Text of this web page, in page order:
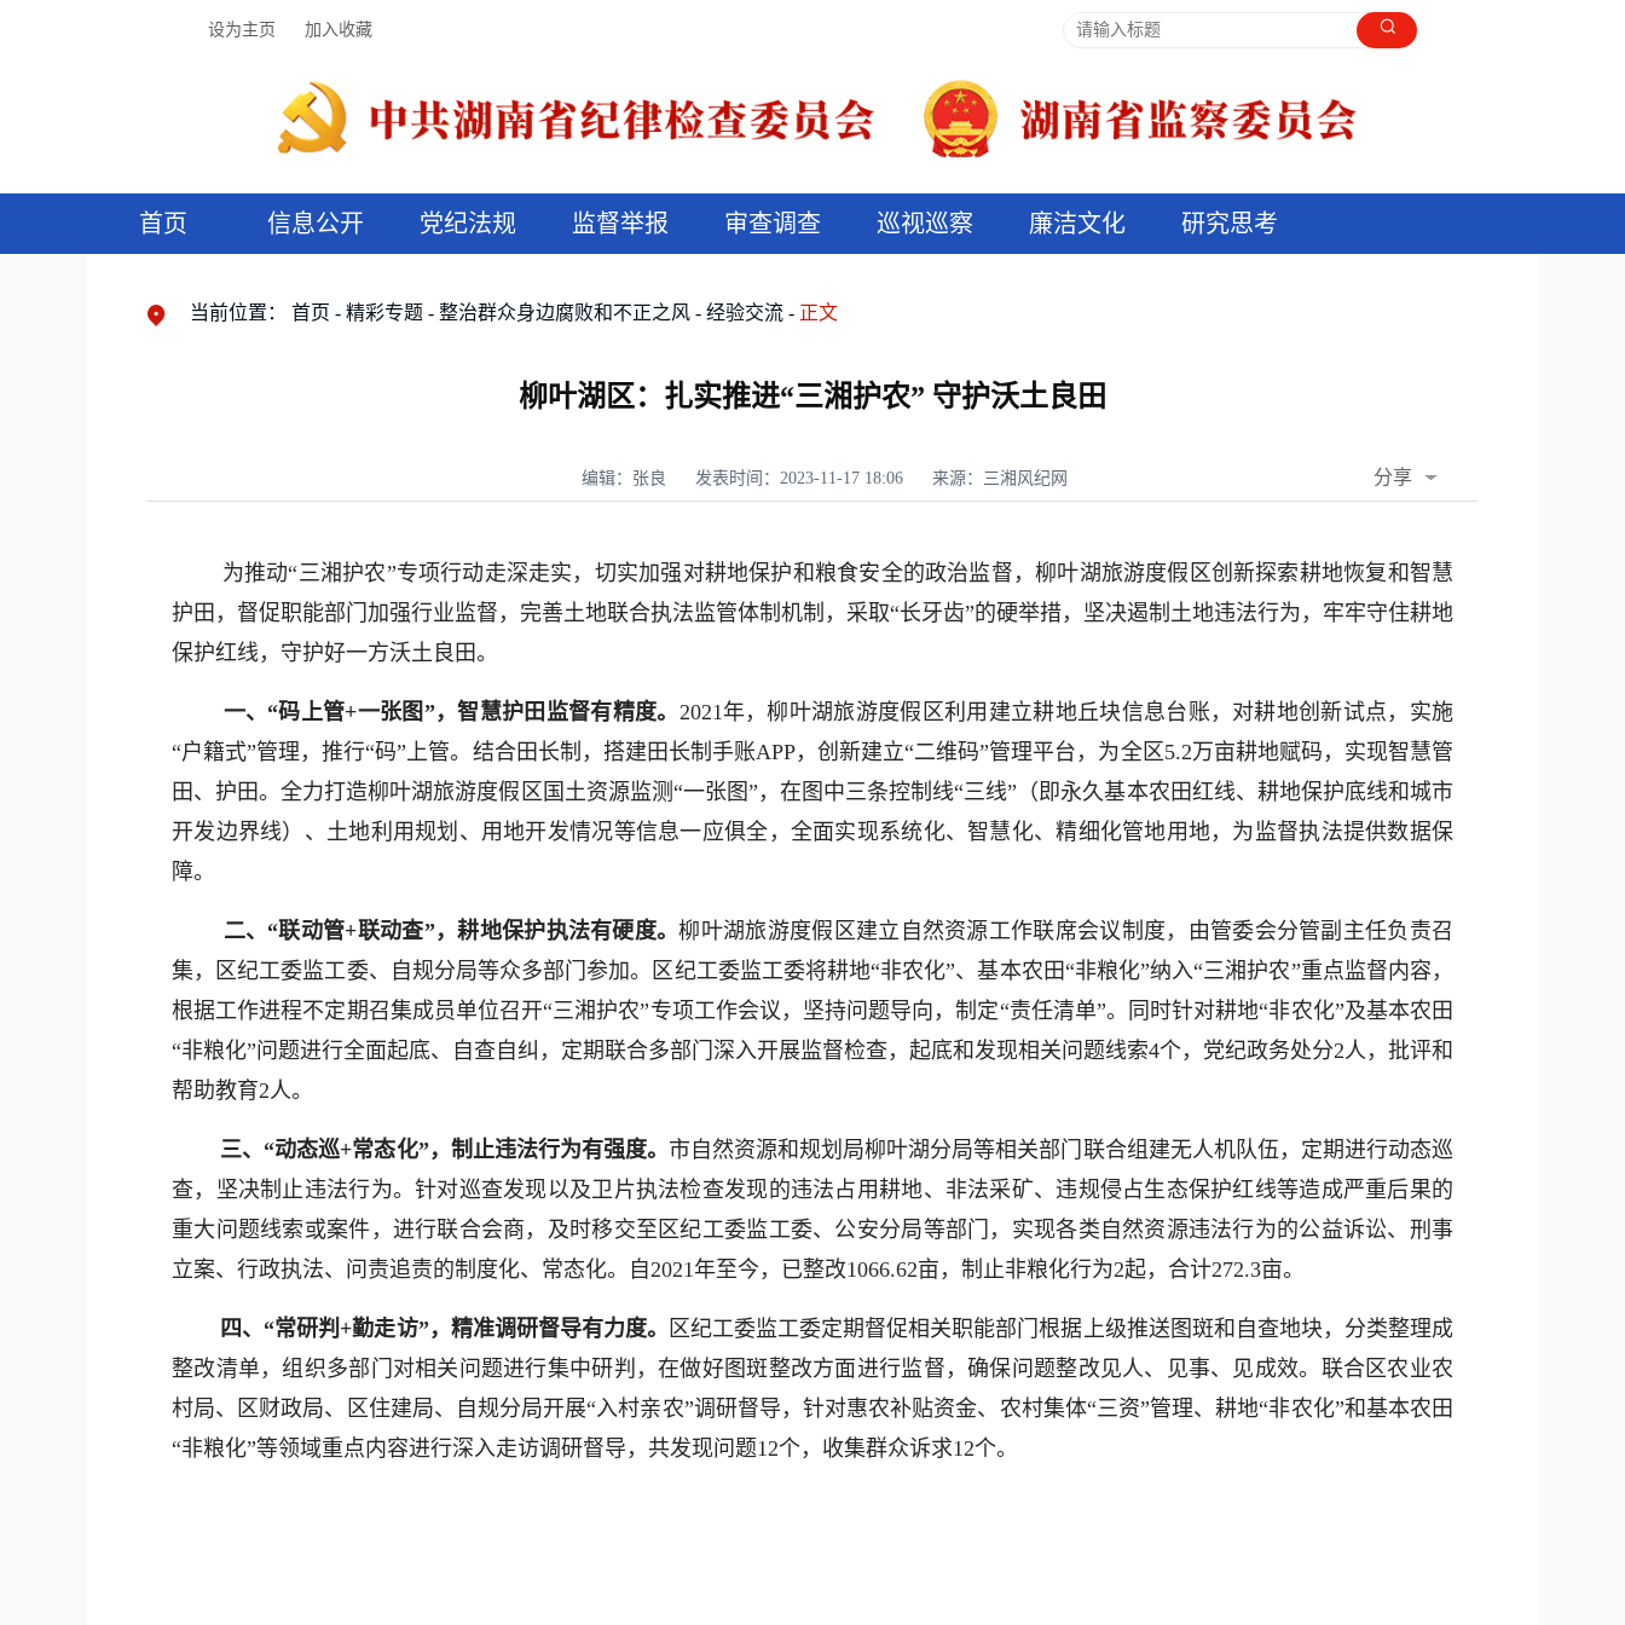
设为主页 加入收藏
首页 信息公开 党纪法规 监督举报 审查调查 巡视巡察 廉洁文化 研究思考
当前位置： 首页 精彩专题 整治群众身边腐败和不正之风 经验交流 正文
柳叶湖区：扎实推进“三湘护农” 守护沃土良田
编辑：张良 发表时间：2023-11-17 18:06 来源：三湘风纪网 分享
新浪微博
QQ
为推动“三湘护农”专项行动走深走实，切实加强对耕地保护和粮食安全的政治监督，柳叶湖旅游度假区创新探索耕地恢复和智慧
护田，督促职能部门加强行业监督，完善土地联合执法监管体制机制，采取“长牙齿”的硬举措，坚决遏制土地违法行为，牢牢守住耕地
保护红线，守护好一方沃土良田。
一、“码上管+一张图”，智慧护田监督有精度。 2021年，柳叶湖旅游度假区利用建立耕地丘块信息台账，对耕地创新试点，实施
“户籍式”管理，推行“码”上管。结合田长制，搭建田长制手账APP，创新建立“二维码”管理平台，为全区5.2万亩耕地赋码，实现智慧管
田、护田。全力打造柳叶湖旅游度假区国土资源监测“一张图”，在图中三条控制线“三线”（即永久基本农田红线、耕地保护底线和城市
开发边界线）、土地利用规划、用地开发情况等信息一应俱全，全面实现系统化、智慧化、精细化管地用地，为监督执法提供数据保
障。
二、“联动管+联动查”，耕地保护执法有硬度。柳叶湖旅游度假区建立自然资源工作联席会议制度，由管委会分管副主任负责召
集，区纪工委监工委、自规分局等众多部门参加。区纪工委监工委将耕地“非农化”、基本农田“非粮化”纳入“三湘护农”重点监督内容，
根据工作进程不定期召集成员单位召开“三湘护农”专项工作会议，坚持问题导向，制定“责任清单”。同时针对耕地“非农化”及基本农田
“非粮化”问题进行全面起底、自查自纠，定期联合多部门深入开展监督检查，起底和发现相关问题线索4个，党纪政务处分2人，批评和
帮助教育2人。
三、“动态巡+常态化”，制止违法行为有强度。 市自然资源和规划局柳叶湖分局等相关部门联合组建无人机队伍，定期进行动态巡
查，坚决制止违法行为。针对巡查发现以及卫片执法检查发现的违法占用耕地、非法采矿、违规侵占生态保护红线等造成严重后果的
重大问题线索或案件，进行联合会商，及时移交至区纪工委监工委、公安分局等部门，实现各类自然资源违法行为的公益诉讼、刑事
立案、行政执法、问责追责的制度化、常态化。自2021年至今，已整改1066.62亩，制止非粮化行为2起，合计272.3亩。
四、“常研判+勤走访”，精准调研督导有力度。
区纪工委监工委定期督促相关职能部门根据上级推送图斑和自查地块，分类整理成
整改清单，组织多部门对相关问题进行集中研判，在做好图斑整改方面进行监督，确保问题整改见人、见事、见成效。联合区农业农
村局、区财政局、区住建局、自规分局开展“入村亲农”调研督导，针对惠农补贴资金、农村集体“三资”管理、耕地“非农化”和基本农田
“非粮化”等领域重点内容进行深入走访调研督导，共发现问题12个，收集群众诉求12个。